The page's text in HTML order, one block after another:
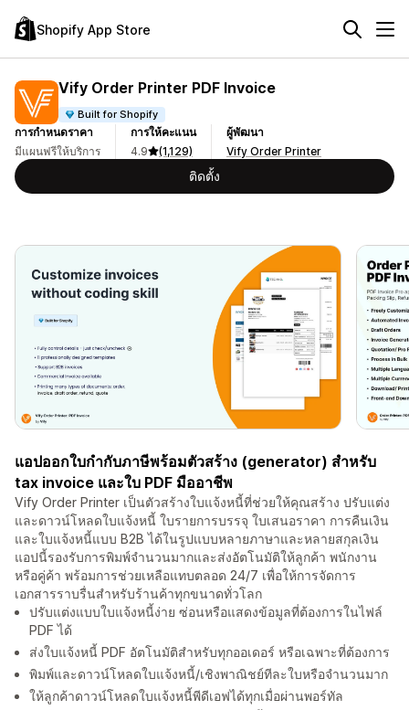
Shopify App Store
Vify Order Printer PDF Invoice
Built for Shopify
การกำหนดราคา
มีแผนฟรีให้บริการ
การให้คะแนน
4.9
(1,129)
ผู้พัฒนา
Vify Order Printer
ติดตั้ง
แอปออกใบกำกับภาษีพร้อมตัวสร้าง (generator) สำหรับ
tax invoice และใบ PDF มืออาชีพ
Vify Order Printer เป็นตัวสร้างใบแจ้งหนี้ที่ช่วยให้คุณสร้าง ปรับแต่ง
และดาวน์โหลดใบแจ้งหนี้ ใบรายการบรรจุ ใบเสนอราคา การคืนเงิน
และใบแจ้งหนี้แบบ B2B ได้ในรูปแบบหลายภาษาและหลายสกุลเงิน
แอปนี้รองรับการพิมพ์จำนวนมากและส่งอัตโนมัติให้ลูกค้า พนักงาน
หรือคู่ค้า พร้อมการช่วยเหลือแทบตลอด 24/7 เพื่อให้การจัดการ
เอกสารราบรื่นสำหรับร้านค้าทุกขนาดทั่วโลก
ปรับแต่งแบบใบแจ้งหนี้ง่าย ซ่อนหรือแสดงข้อมูลที่ต้องการในไฟล์
PDF ได้
ส่งใบแจ้งหนี้ PDF อัตโนมัติสำหรับทุกออเดอร์ หรือเฉพาะที่ต้องการ
พิมพ์และดาวน์โหลดใบแจ้งหนี้/เชิงพาณิชย์ทีละใบหรือจำนวนมาก
ให้ลูกค้าดาวน์โหลดใบแจ้งหนี้พีดีเอฟได้ทุกเมื่อผ่านพอร์ทัล